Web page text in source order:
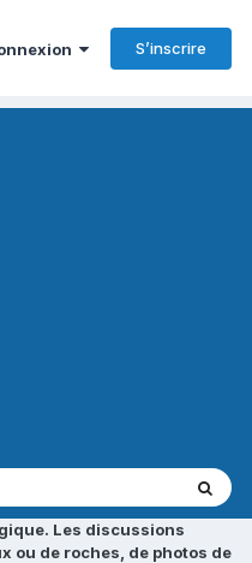
S’inscrire
Les discussions
ou de roches, de photos de